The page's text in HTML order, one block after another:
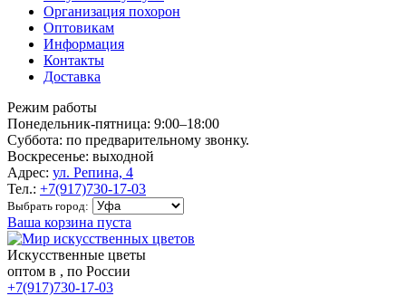
Организация похорон
Оптовикам
Информация
Контакты
Доставка
Режим работы
Понедельник-пятница: 9:00–18:00
Суббота: по предварительному звонку.
Воскресенье: выходной
Адрес: ул. Репина, 4
Тел.: +7(917)730-17-03
Выбрать город:
Ваша корзина пуста
Искусственные цветы
оптом в , по России
+7(917)730-17-03